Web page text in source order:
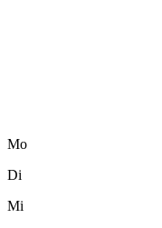
Mo
Di
Mi